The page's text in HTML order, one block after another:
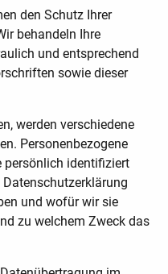
den Schutz Ihrer
behandeln Ihre
und entsprechend
sowie dieser
werden verschiedene
Personenbezogene
persönlich identifiziert
und wofür wir sie
zu welchem Zweck das